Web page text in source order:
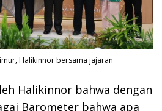
Halikinnor bersama jajaran
Halikinnor bahwa dengan
Barometer bahwa apa